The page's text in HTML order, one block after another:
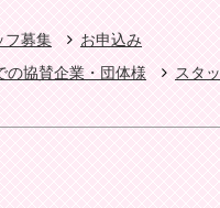
フ募集
お申込み
の協賛企業・団体様 スタ